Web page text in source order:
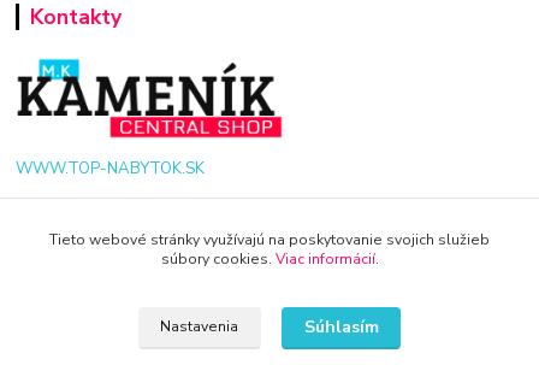
Kontakty
WWW.TOP-NABYTOK.SK
+421 940 949 000
Tieto webové stránky využívajú na poskytovanie svojich služieb
súbory cookies. Viac informácií.
Nastavenia Súhlasím